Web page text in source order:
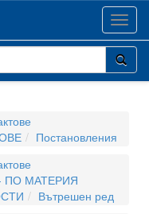
Постановления
ПО МАТЕРИЯ
Вътрешен ред